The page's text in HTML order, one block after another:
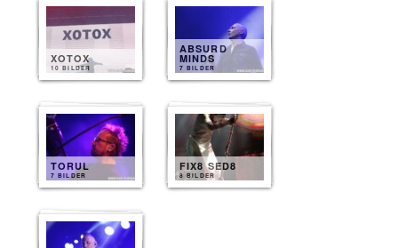
XOTOX
10 BILDER
ABSURD
MINDS
7 BILDER
TORUL
7 BILDER
FIX8 SED8
8 BILDER